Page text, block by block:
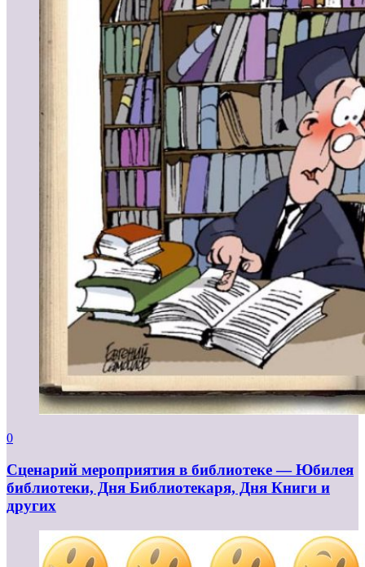
0
Сценарий мероприятия в библиотеке — Юбилея
библиотеки, Дня Библиотекаря, Дня Книги и
других